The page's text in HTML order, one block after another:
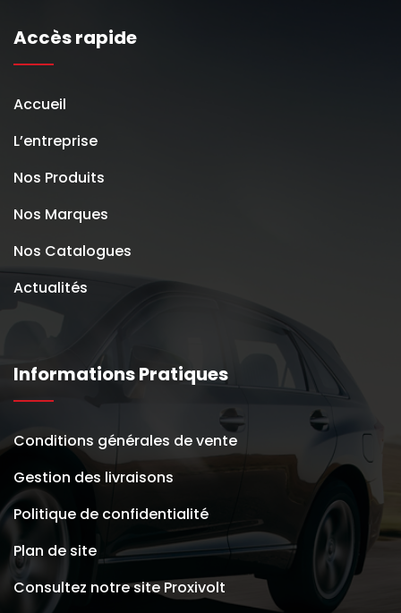
Accès rapide
Accueil
L’entreprise
Nos Produits
Nos Marques
Nos Catalogues
Actualités
Informations Pratiques
Conditions générales de vente
Gestion des livraisons
Politique de confidentialité
Plan de site
Consultez notre site Proxivolt